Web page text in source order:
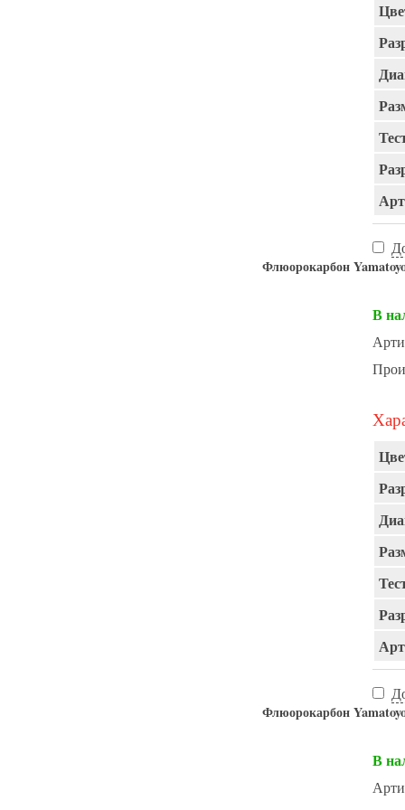
Флюорокарбон
В
Флюорокарбон
В